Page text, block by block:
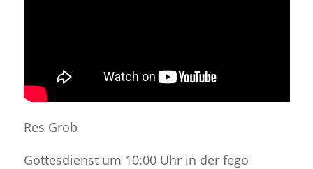
Res Grob
Gottesdienst um 10:00 Uhr in der fego